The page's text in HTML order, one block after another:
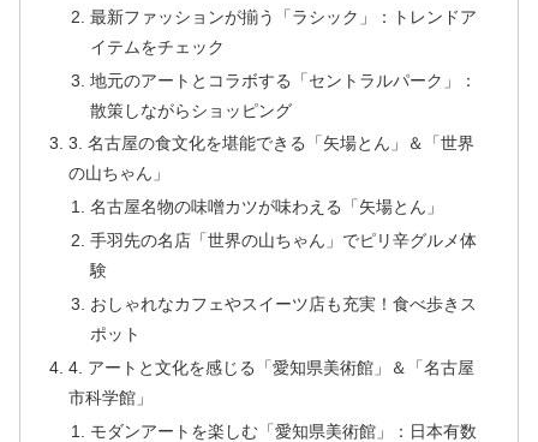
最新ファッションが揃う「ラシック」：トレンドア
イテムをチェック
地元のアートとコラボする「セントラルパーク」：
散策しながらショッピング
3. 名古屋の食文化を堪能できる「矢場とん」＆「世界
の山ちゃん」
名古屋名物の味噌カツが味わえる「矢場とん」
手羽先の名店「世界の山ちゃん」でピリ辛グルメ体
験
おしゃれなカフェやスイーツ店も充実！食べ歩きス
ポット
4. アートと文化を感じる「愛知県美術館」＆「名古屋
市科学館」
モダンアートを楽しむ「愛知県美術館」：日本有数